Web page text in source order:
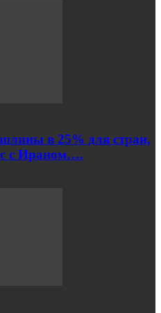
в 25% для стран,
с Ираном….